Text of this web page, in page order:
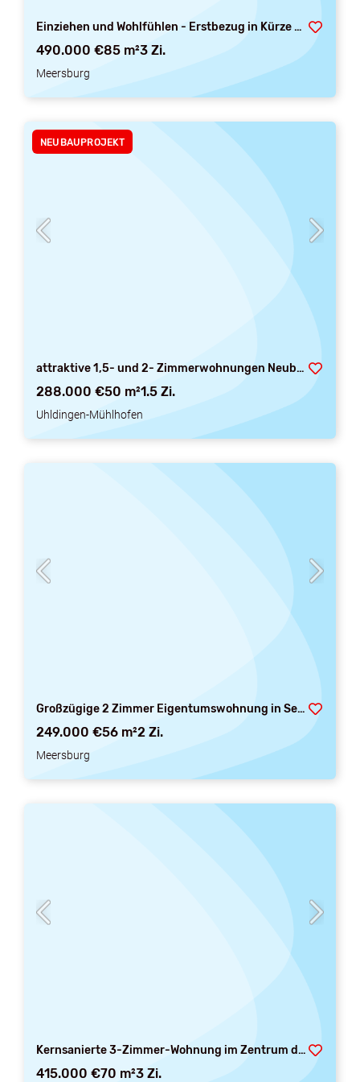
Einziehen und Wohlfühlen - Erstbezug in Kürze attraktive Neubauwohnungen - in Altstadtnähe
490.000 €85 m²3 Zi.
Meersburg
NEUBAUPROJEKT
attraktive 1,5- und 2- Zimmerwohnungen Neubau in ruhiger und sonniger Wohnlage
288.000 €50 m²1.5 Zi.
Uhldingen-Mühlhofen
Großzügige 2 Zimmer Eigentumswohnung in Seniorenwohnanlage - vermietet -
249.000 €56 m²2 Zi.
Meersburg
Kernsanierte 3-Zimmer-Wohnung im Zentrum der Altstadt
415.000 €70 m²3 Zi.